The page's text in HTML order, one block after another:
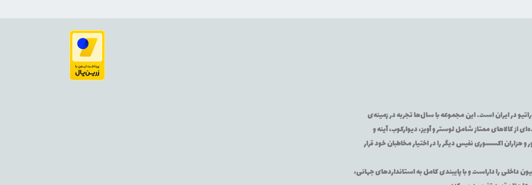
در ایران است. این مجموعه با سال‌ها تجربه در زمینه‌ی
کالاهای ممتاز شامل لوستر و آویز، دیوارکوب، آینه و
هزاران اکسسوری نفیس دیگر را در اختیار مخاطبان خود قرار
داخلی را داراست و با پایبندی کامل به استانداردهای جهانی،